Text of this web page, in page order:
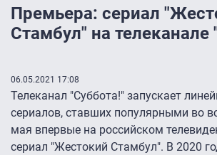
Премьера: сериал
Стамбул" на телеканале
06.05.2021 17:08
Телеканал "Суббота!" запускает
сериалов, ставших популярными во
мая впервые на российском
сериал "Жестокий Стамбул". В 2020